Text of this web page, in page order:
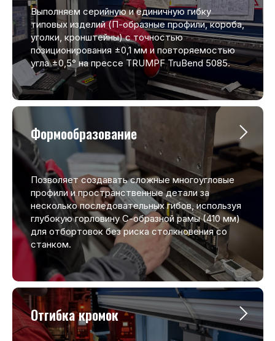
Выполняем серийную и единичную гибку
типовых изделий (П-образные профили, короба,
уголки, кронштейны) с точностью
позиционирования ±0,1 мм и повторяемостью
угла ±0,5° на прессе TRUMPF TruBend 5085.
Формообразование
Позволяет создавать сложные многоугловые
профили и пространственные детали за
несколько последовательных гибов, используя
глубокую горловину С-образной рамы (410 мм)
для отбортовок без риска столкновения со
станком.
Отгибка кромок